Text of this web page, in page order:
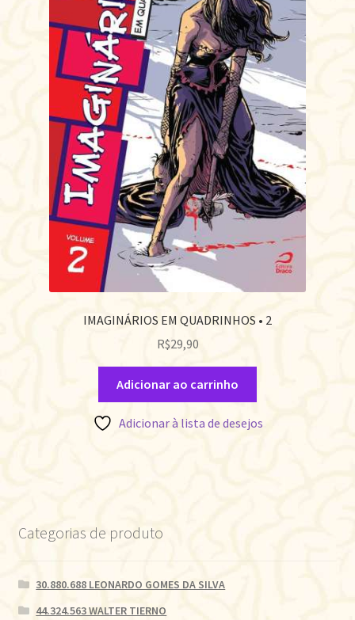
IMAGINÁRIOS EM QUADRINHOS • 2
R$29,90
Adicionar ao carrinho
Adicionar à lista de desejos
Categorias de produto
30.880.688 LEONARDO GOMES DA SILVA
44.324.563 WALTER TIERNO